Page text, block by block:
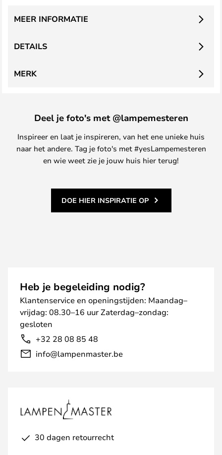
DETAILS
MEER INFORMATIE
MERK
Deel je foto's met @lampemesteren
Inspireer en laat je inspireren, van het ene unieke huis
naar het andere. Tag je foto's met #yesLampemesteren
en wie weet zie je jouw huis hier terug!
DOE HIER INSPIRATIE OP
Heb je begeleiding nodig?
Klantenservice en openingstijden: Maandag–
vrijdag: 08.30–16 uur Zaterdag–zondag:
gesloten
+32 28 08 85 48
info@lampenmaster.be
30 dagen retourrecht